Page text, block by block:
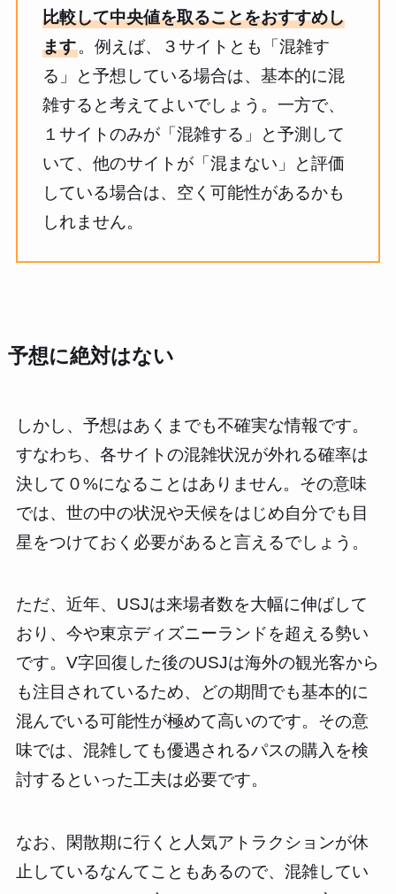
比較して中央値を取ることをおすすめし
ます。例えば、３サイトとも「混雑す
る」と予想している場合は、基本的に混
雑すると考えてよいでしょう。一方で、
１サイトのみが「混雑する」と予測して
いて、他のサイトが「混まない」と評価
している場合は、空く可能性があるかも
しれません。
予想に絶対はない
しかし、予想はあくまでも不確実な情報です。
すなわち、各サイトの混雑状況が外れる確率は
決して０%になることはありません。その意味
では、世の中の状況や天候をはじめ自分でも目
星をつけておく必要があると言えるでしょう。
ただ、近年、USJは来場者数を大幅に伸ばして
おり、今や東京ディズニーランドを超える勢い
です。V字回復した後のUSJは海外の観光客から
も注目されているため、どの期間でも基本的に
混んでいる可能性が極めて高いのです。その意
味では、混雑しても優遇されるパスの購入を検
討するといった工夫は必要です。
なお、閑散期に行くと人気アトラクションが休
止しているなんてこともあるので、混雑してい